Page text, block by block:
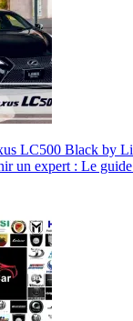
LC500 Black by
un expert : Le